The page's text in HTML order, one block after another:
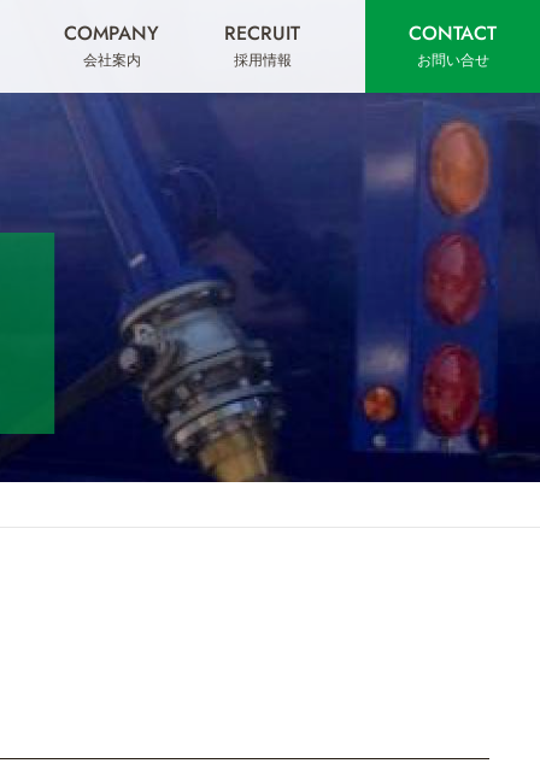
COMPANY
会社案内
RECRUIT
採用情報
CONTACT
お問い合せ